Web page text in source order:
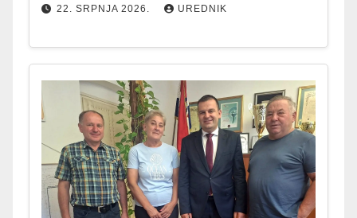
22. SRPNJA 2026. UREDNIK